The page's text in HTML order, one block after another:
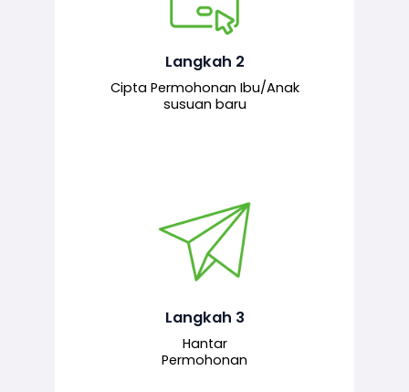
Langkah 2
Cipta Permohonan Ibu/Anak
susuan baru
Pemohon mengisi borang
permohonan bagi pendaftaran
baharu melalui sistem.
Langkah 3
Hantar
Permohonan
Permohonan yang lengkap dihantar
untuk proses semakan dan
bertanggungjawab.